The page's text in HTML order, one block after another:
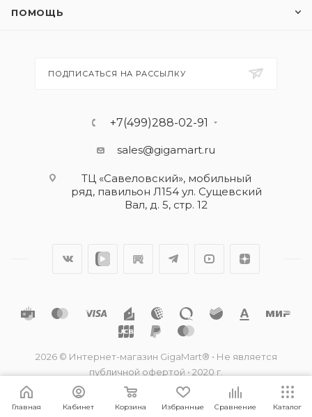
ПОМОЩЬ
ПОДПИСАТЬСЯ НА РАССЫЛКУ
+7(499)288-02-91
sales@gigamart.ru
ТЦ «Савеловский», мобильный
ряд, павильон Л154 ул. Сущевский
Вал, д. 5, стр. 12
2026 © Интернет-магазин GigaMart® • Не является
публичной офертой • 2020 г.
Главная Кабинет Корзина Избранные Сравнение Каталог